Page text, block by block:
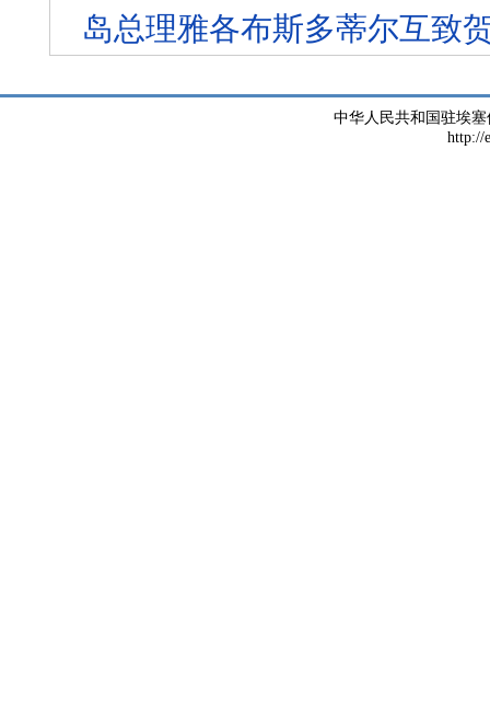
岛总理雅各布斯多蒂尔互致
中华人民共和国驻埃
http://